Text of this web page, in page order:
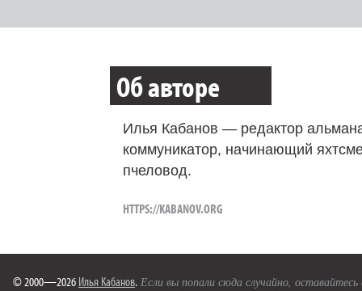
Об авторе
Илья Кабанов — редактор
коммуникатор, начинающий
пчеловод.
HTTPS://KABANOV.ORG
© 2000—2026 Илья Кабанов. Если вы попали сюда случайно,